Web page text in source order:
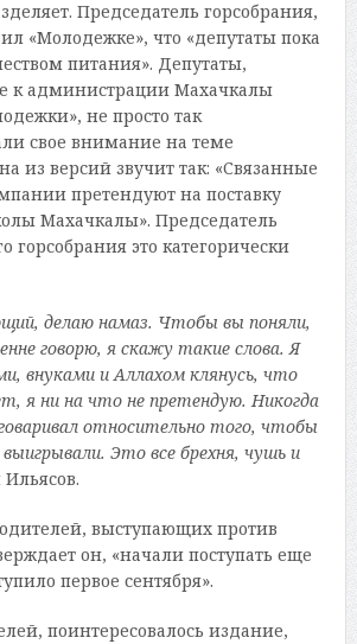
Председатель горсобрания,
«Молодежке», что «депутаты пока
питания». Депутаты,
к администрации Махачкалы
не просто так
свое внимание на теме
из версий звучит так: «Связанные
претендуют на поставку
Махачкалы». Председатель
горсобрания это категорически
делаю намаз. Чтобы вы поняли,
говорю, я скажу такие слова. Я
внуками и Аллахом клянусь, что
я ни на что не претендую. Никогда
относительно того, чтобы
Это все брехня, чушь и
Ильясов.
выступающих против
он, «начали поступать еще
первое сентября».
поинтересовалось издание,